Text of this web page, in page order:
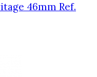
46mm Ref.